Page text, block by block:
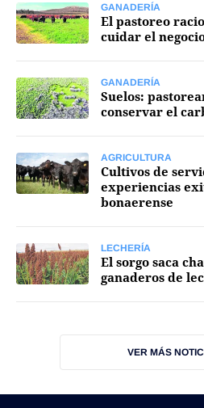
Clima
Agronegocios
Seguinos
GANADERÍA
El pastoreo
cuidar el
GANADERÍA
Suelos:
conservar el
AGRICULTURA
Cultivos de
experiencias
bonaerense
LECHERÍA
El sorgo saca
ganaderos de
VER MÁS